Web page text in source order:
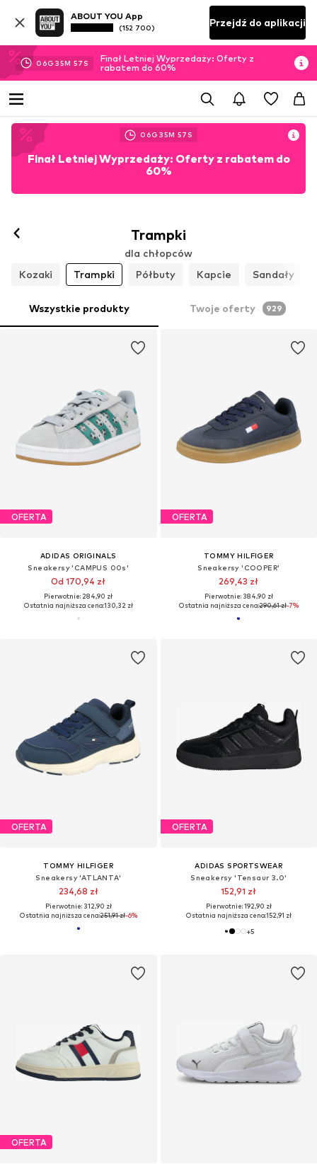
ABOUT YOU App
(152 700) Przejdź do aplikacji
06G 35M 56 S
Finał Letniej Wyprzedaży: Oferty z
rabatem do 60%
06G 35M 56 S
Finał Letniej Wyprzedaży: Oferty z rabatem do
60%
Trampki
dla chłopców
Kozaki
Trampki Półbuty Kapcie Sandały
Wszystkie produkty Twoje oferty 929
OFERTA
ADIDAS ORIGINALS
Sneakersy 'CAMPUS 00s'
Od 170,94 zł
Pierwotnie: 284,90 zł
Ostatnia najniższa cena:130,32 zł
OFERTA
TOMMY HILFIGER
Sneakersy 'COOPER'
269,43 zł
Pierwotnie: 384,90 zł
Ostatnia najniższa cena:290,61 zł-7%
OFERTA
TOMMY HILFIGER
Sneakersy 'ATLANTA'
234,68 zł
Pierwotnie: 312,90 zł
Ostatnia najniższa cena:251,91 zł-6%
OFERTA
ADIDAS SPORTSWEAR
Sneakersy 'Tensaur 3.0'
152,91 zł
Pierwotnie: 192,90 zł
Ostatnia najniższa cena:152,91 zł
+5
OFERTA